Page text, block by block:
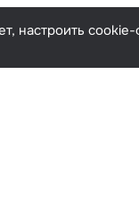
настроить